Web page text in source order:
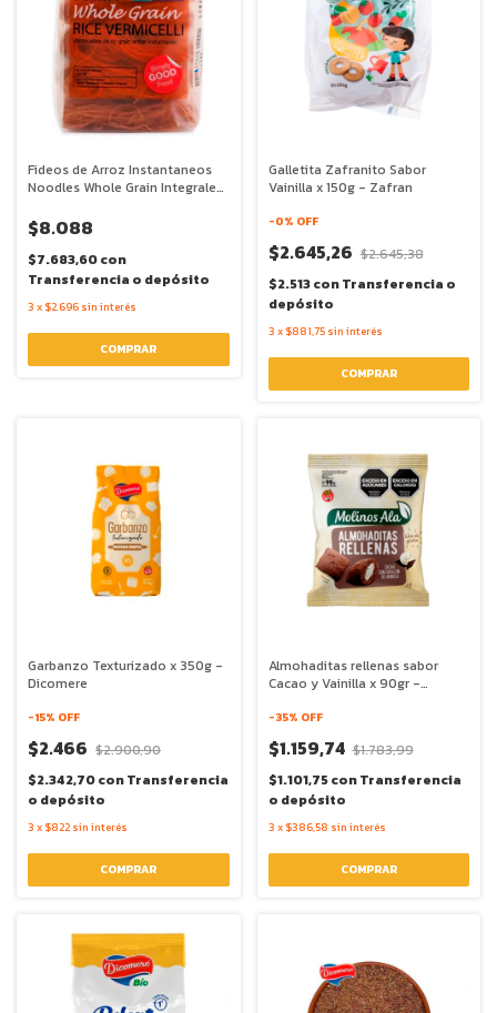
Fideos de Arroz Instantaneos
Noodles Whole Grain Integrales
$8.088
$7.683,60con
Transferencia o depósito
3 x $2.696 sin interés
Galletita Zafranito Sabor
Vainilla x 150g - Zafran
-0% OFF
$2.645,26 $2.645,38
$2.513conTransferencia o
depósito
3 x $881,75 sin interés
Garbanzo Texturizado x 350g -
Dicomere
-15% OFF
$2.466 $2.900,90
$2.342,70conTransferencia
o depósito
3 x $822 sin interés
Almohaditas rellenas sabor
Cacao y Vainilla x 90gr -
-35% OFF
$1.159,74 $1.783,99
$1.101,75conTransferencia
o depósito
3 x $386,58 sin interés